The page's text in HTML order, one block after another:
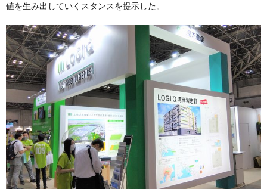
値を生み出していくスタンスを提示した。